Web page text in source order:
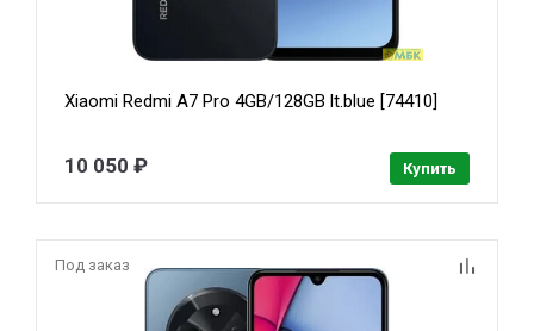
Xiaomi Redmi A7 Pro 4GB/128GB lt.blue [74410]
10 050 ₽ Купить
Под заказ